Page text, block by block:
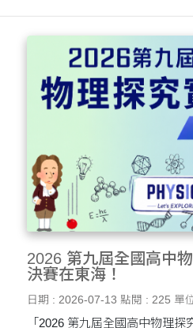
2026 第九屆全國高中
決賽在東海！
日期 : 2026-07-13 點閱 : 225 單
「2026 第九屆全國高中物理